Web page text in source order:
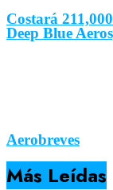
Costará
Deep Blue
Aerobreves
Más Leídas